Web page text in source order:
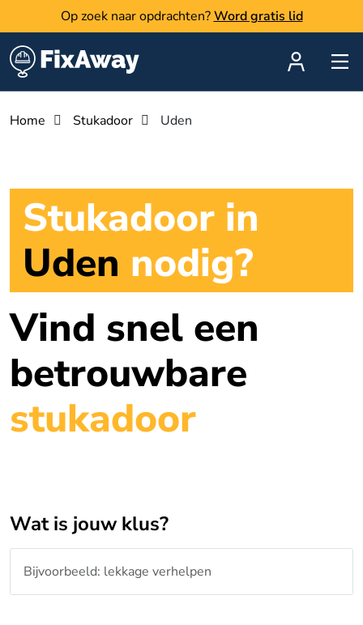
Op zoek naar opdrachten? Word gratis lid
Home Stukadoor Uden
Stukadoor in
Uden nodig?
Vind snel een
betrouwbare
stukadoor
Wat is jouw klus?